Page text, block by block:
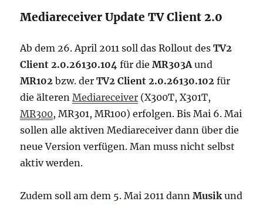
Mediareceiver Update TV Client 2.0
Ab dem 26. April 2011 soll das Rollout desTV2
Client 2.0.26130.104 für dieMR303A und
MR102 bzw. derTV2 Client 2.0.26130.102 für
die älteren Mediareceiver (X300T, X301T,
MR300, MR301, MR100) erfolgen. Bis Mai 6. Mai
sollen alle aktiven Mediareceiver dann über die
neue Version verfügen. Man muss nicht selbst
aktiv werden.
Zudem soll am dem 5. Mai 2011 dannMusik und